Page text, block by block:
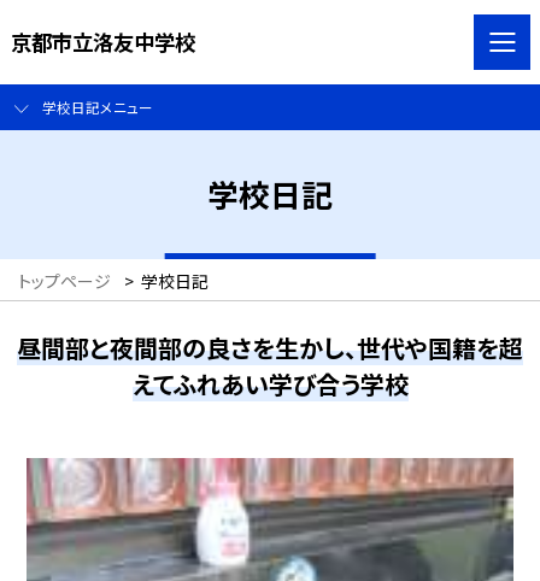
京都市立洛友中学校
学校日記メニュー
学校日記
トップページ > 学校日記
昼間部と夜間部の良さを生かし、世代や国籍を超
えてふれあい学び合う学校